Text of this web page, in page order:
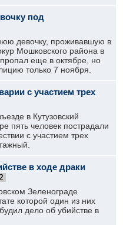
под
девочку, проживавшую в
Мошковского района в
еще в октябре, но
только 7 ноября.
с участием трех
в Кутузовский
пять человек пострадали
с участием трех
в ходе драки
Зеленограде
которой один из них
дело об убийстве в